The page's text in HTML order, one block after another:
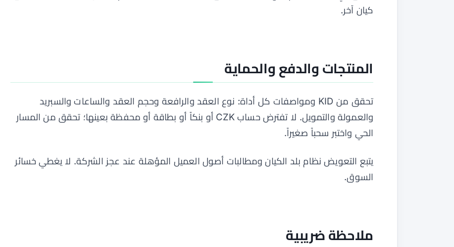
كيان آخر.
المنتجات والدفع والحماية
تحقق من KID ومواصفات كل أداة: نوع العقد والرافعة وحجم العقد والساعات والسبريد
والعمولة والتمويل. لا تفترض حساب CZK أو بنكاً أو بطاقة أو محفظة بعينها؛ تحقق من المسار
الحي واختبر سحباً صغيراً.
يتبع التعويض نظام بلد الكيان ومطالبات أصول العميل المؤهلة عند عجز الشركة. لا يغطي خسائر
السوق.
ملاحظة ضريبية